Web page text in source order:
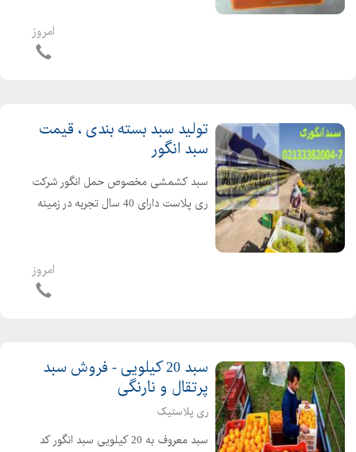
و تک فروشی مواد تولیدی پلی اتیلنامروز
تولید سبد بسته بندی ، قیمت
سبد انگور
سبد کشمشی مخصوص حمل انگور شرکت
ری پلاست دارای 40 سال تجربه در زمینه
انواع سبد صنعتی انواع سبد میوه قفسامروز
سبد 20 کیلویی - فروش سبد
پرتقال و نارنگی
ری پلاستیک
سبد معروف به 20 کیلویی سبد انگور کد